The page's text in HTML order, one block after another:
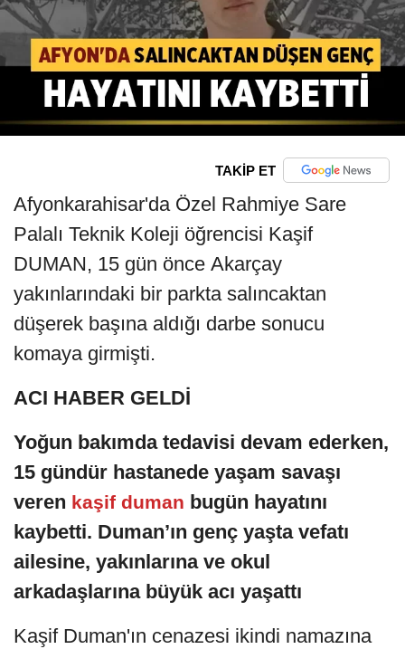
TAKİP ET
Afyonkarahisar'da Özel Rahmiye Sare
Palalı Teknik Koleji öğrencisi Kaşif
DUMAN, 15 gün önce Akarçay
yakınlarındaki bir parkta salıncaktan
düşerek başına aldığı darbe sonucu
komaya girmişti.
ACI HABER GELDİ
Yoğun bakımda tedavisi devam ederken,
15 gündür hastanede yaşam savaşı
veren kaşif duman bugün hayatını
kaybetti. Duman’ın genç yaşta vefatı
ailesine, yakınlarına ve okul
arkadaşlarına büyük acı yaşattı
Kaşif Duman'ın cenazesi ikindi namazına